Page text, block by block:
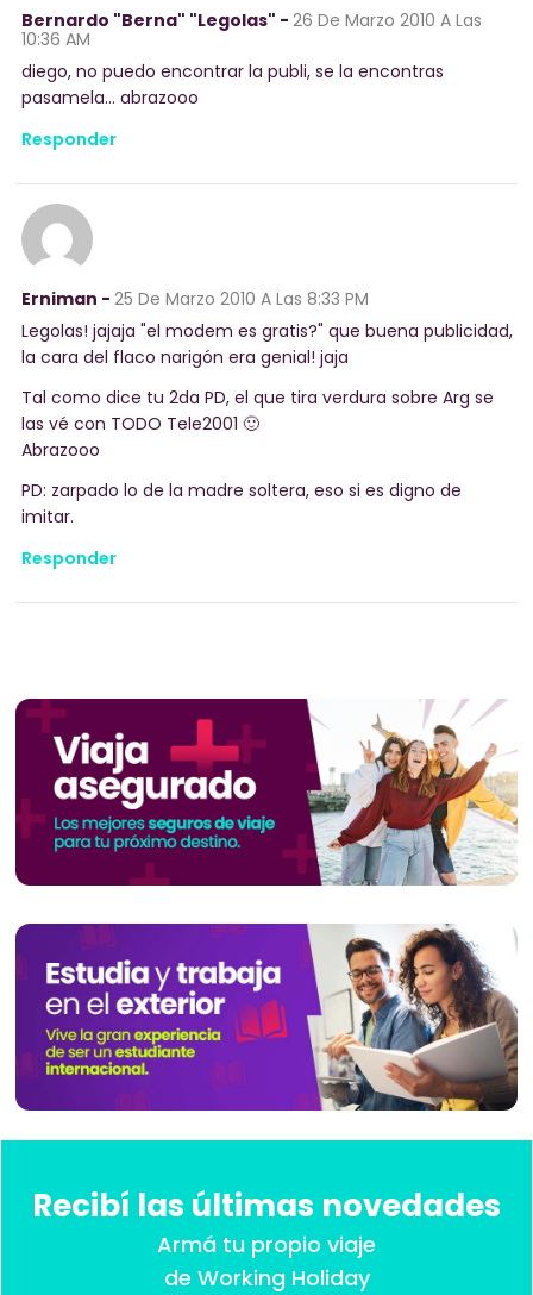
Bernardo "Berna" "Legolas" - 26 De Marzo 2010 A Las
10:36 AM
diego, no puedo encontrar la publi, se la encontras
pasamela… abrazooo
Responder
Erniman - 25 De Marzo 2010 A Las 8:33 PM
Legolas! jajaja "el modem es gratis?" que buena publicidad,
la cara del flaco narigón era genial! jaja
Tal como dice tu 2da PD, el que tira verdura sobre Arg se
las vé con TODO Tele2001 🙂
Abrazooo
PD: zarpado lo de la madre soltera, eso si es digno de
imitar.
Responder
Recibí las últimas novedades
Armá tu propio viaje
de Working Holiday